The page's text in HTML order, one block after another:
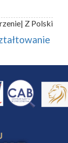
| Z Polski